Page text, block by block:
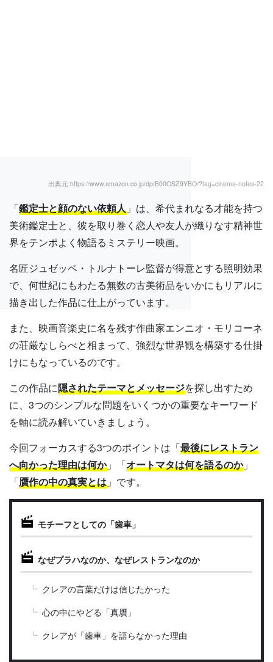
出典元:https://www.amazon.co.jp/dp/B00OSZ9YBO/?tag=cinema-notes-22
「鑑定士と顔のない依頼人 」は、希代まれなる才能を持つ
美術鑑定士と、彼を取り巻く恋人や友人が織りなす精神世
界をテンポよく物語るミステリー映画。
名匠ジュゼッペ・トルナトーレ監督が得意とする照明効果
で、何世紀にもわたる無数の古美術品をいかにもリアルに
描き出した作品に仕上がっています。
また、映画音楽史に名を残す作曲家エンニオ・モリコーネ
の荘厳なしらべと相まって、強烈な世界観を構築する仕掛
けにもなっているのです。
この作品に隠されたテーマとメッセージを探し出すため
に、3つのシンプルな問題をいくつかの重要なキーワード
を軸に読み解いていきましょう。
今回フォーカスする3つのポイントは「最後にレストラン
へ向かった理由は何か」「オートマタは何を語るのか」
「贋作の中の真実とは 」です。
モチーフとしての「歯車」
なぜプラハなのか、なぜレストランなのか
クレアの言葉だけは信じたかった
心の中にやどる「真贋」
クレアが「歯車」を語らなかった理由